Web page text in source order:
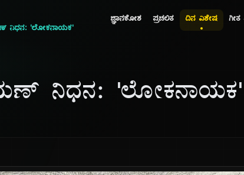
ಜ್ಞಾನಕೋಶ ಪ್ರಚಲಿತ ದಿನ ವಿಶೇಷ
ನಿಧನ: 'ಲೋಕನಾಯಕ'
ನಿಧನ: 'ಲೋಕನಾಯಕ'